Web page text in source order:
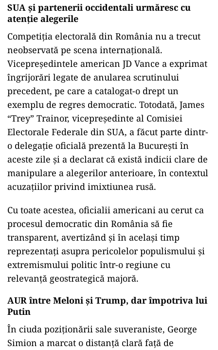
SUA și partenerii occidentali urmăresc cu
atenție alegerile
Competiția electorală din România nu a trecut
neobservată pe scena internațională.
Vicepreședintele american JD Vance a exprimat
îngrijorări legate de anularea scrutinului
precedent, pe care a catalogat-o drept un
exemplu de regres democratic. Totodată, James
“Trey” Trainor, vicepreședinte al Comisiei
Electorale Federale din SUA, a făcut parte dintr-
o delegație oficială prezentă la București în
aceste zile și a declarat că există indicii clare de
manipulare a alegerilor anterioare, în contextul
acuzațiilor privind imixtiunea rusă.
Cu toate acestea, oficialii americani au cerut ca
procesul democratic din România să fie
transparent, avertizând și în același timp
reprezentați asupra pericolelor populismului și
extremismului politic într-o regiune cu
relevanță geostrategică majoră.
AUR între Meloni și Trump, dar împotriva lui
Putin
În ciuda poziționării sale suveraniste, George
Simion a marcat o distanță clară față de